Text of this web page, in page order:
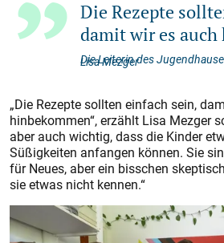
Die Rezepte
damit wir es
Lisa Mezger
Die Leiterin des
„Die Rezepte sollten einfach sein,
hinbekommen“, erzählt Lisa Mezger
aber auch wichtig, dass die Kinder
Süßigkeiten anfangen können. Sie
für Neues, aber ein bisschen
sie etwas nicht kennen.“